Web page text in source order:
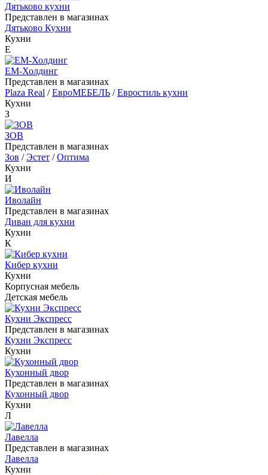
Дятьково кухни
Представлен в магазинах
Дятьково Кухни
Кухни
Е
ЕМ-Холдинг
Представлен в магазинах
Plaza Real /ЕвроМЕБЕЛЬ /Евростиль кухни
Кухни
З
ЗОВ
Представлен в магазинах
Зов /Эстет /Оптима
Кухни
И
Иволайн
Представлен в магазинах
Диван для кухни
Кухни
К
Кибер кухни
Кухни
Корпусная мебель
Детская мебель
Кухни Экспресс
Представлен в магазинах
Кухни Экспресс
Кухни
Кухонный двор
Представлен в магазинах
Кухонный двор
Кухни
Л
Лавелла
Представлен в магазинах
Лавелла
Кухни